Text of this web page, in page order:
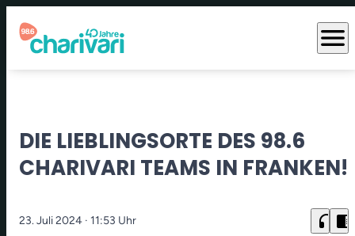
menu
DIE LIEBLINGSORTE DES 98.6
CHARIVARI TEAMS IN FRANKEN!
23. Juli 2024 · 11:53 Uhr headphones chrome_reader_mode